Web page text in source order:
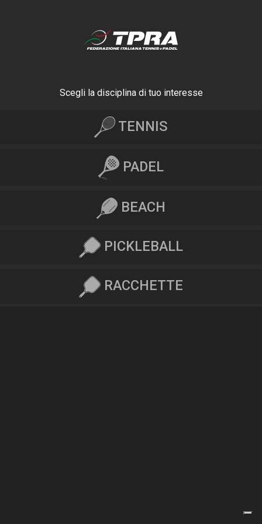
Scegli la disciplina di tuo interesse
TENNIS
PADEL
BEACH
PICKLEBALL
RACCHETTE